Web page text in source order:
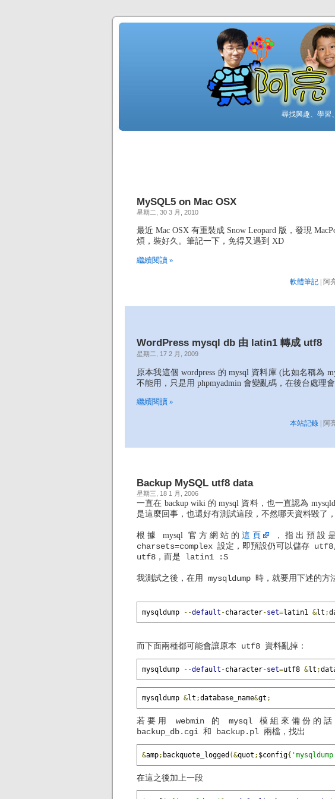
尋找興趣、學習
MySQL5 on Mac OSX
星期二, 30 3 月, 2010
最近 Mac OSX 有重裝成 Snow Leopard 版，發現
煩，裝好久。筆記一下，免得又遇到 XD
繼續閱讀 »
軟體筆記| 阿
WordPress mysql db 由 latin1 轉成 utf8
星期二, 17 2 月, 2009
原本我這個 wordpress 的 mysql 資料庫 (比如名稱為
不能用，只是用 phpmyadmin 會變亂碼，在後台處理會
繼續閱讀 »
本站記錄| 阿
Backup MySQL utf8 data
星期三, 18 1 月, 2006
一直在 backup wiki 的 mysql 資料，也一直認為
是這麼回事，也還好有測試這段，不然哪天資料毀了
根據 mysql 官方網站的這頁 ，指出預設
charsets=complex 設定 ，即預設仍可以儲存
utf8，而是 latin1 :S
我測試之後，在用 mysqldump 時，就要用下述的方
mysqldump --default -character-set=latin1 &lt ;
而下面兩種都可能會讓原本 utf8 資料亂掉：
mysqldump --default -character-set=utf8 &lt ;
mysqldump &lt ;database_name&gt ;
若要用 webmin 的 mysql 模組來備份的
backup_db.cgi 和 backup.pl 兩檔，找出
&amp; backquote_logged (&quot ; $config{
在這之後加上一段